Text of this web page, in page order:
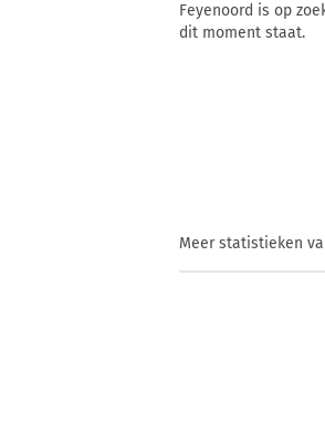
Feyenoord is op
dit moment staat.
Meer statistieken